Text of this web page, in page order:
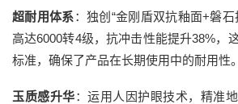
超耐用体系：独创“金刚盾双抗釉面+磐
高达6000转4级，抗冲击性能提升38%，
标准，确保了产品在长期使用中的耐用性。
玉质感升华：运用人因护眼技术，精准